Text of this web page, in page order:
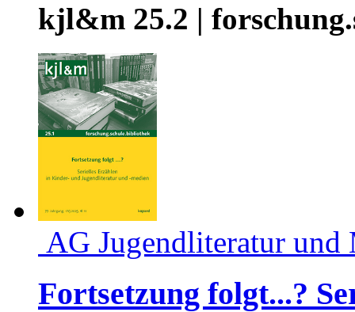
kjl&m 25.2 |
AG Jugendliteratur und
Fortsetzung folgt...?